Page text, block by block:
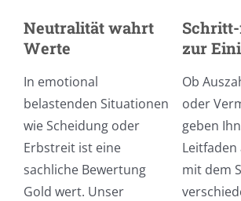
Neutralität wahrt
Werte
In emotional
belastenden Situationen
wie Scheidung oder
Erbstreit ist eine
sachliche Bewertung
Gold wert. Unser
zur
Ob
oder
geben
Leitfaden
mit dem